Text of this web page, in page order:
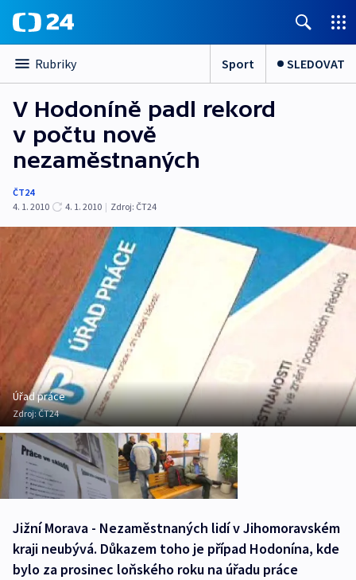
Rubriky Sport SLEDOVAT
V Hodoníně padl rekord
v počtu nově
nezaměstnaných
ČT24
4. 1. 2010
4. 1. 2010 | Zdroj: ČT24
Úřad práce
Zdroj:ČT24
Jižní Morava - Nezaměstnaných lidí v Jihomoravském
kraji neubývá. Důkazem toho je případ Hodonína, kde
bylo za prosinec loňského roku na úřadu práce